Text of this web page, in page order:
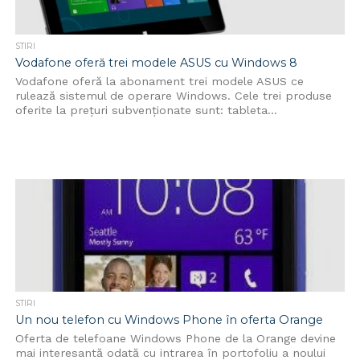
STIRI
Vodafone oferă trei modele ASUS cu Windows 8
Vodafone oferă la abonament trei modele ASUS ce
rulează sistemul de operare Windows. Cele trei produse
oferite la prețuri subvenționate sunt: tableta...
STIRI
Un nou telefon cu Windows Phone în oferta Orange
Oferta de telefoane Windows Phone de la Orange devine
mai interesantă odată cu intrarea în portofoliu a noului